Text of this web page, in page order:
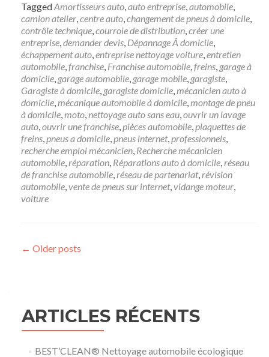
TaggedAmortisseurs auto,auto entreprise,automobile,
camion atelier,centre auto,changement de pneus à domicile,
contrôle technique,courroie de distribution,créer une
entreprise,demander devis, Dépannage Ã domicile,
échappement auto,entreprise nettoyage voiture,entretien
automobile,franchise, Franchise automobile,freins, garage à
domicile, garage automobile, garage mobile, garagiste,
Garagiste à domicile, garagiste domicile,mécanicien auto à
domicile,mécanique automobile à domicile,montage de pneu
à domicile,moto,nettoyage auto sans eau,ouvrir un lavage
auto,ouvrir une franchise,pièces automobile,plaquettes de
freins,pneus a domicile,pneus internet,professionnels,
recherche emploi mécanicien, Recherche mécanicien
automobile,réparation, Réparations auto à domicile,réseau
de franchise automobile,réseau de partenariat,révision
automobile,vente de pneus sur internet,vidange moteur,
voiture
Posts navigation
← Older posts
ARTICLES RÉCENTS
BEST’CLEAN® Nettoyage automobile écologique